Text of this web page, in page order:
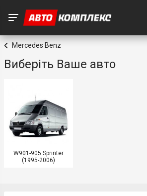
Mercedes Benz
Виберіть Ваше авто
W901-905 Sprinter
(1995-2006)